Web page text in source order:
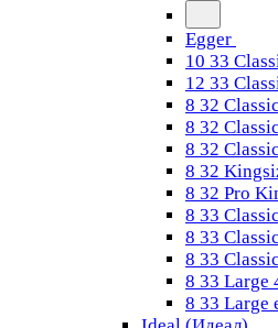
Egger
10 33
12 33
8 32
8 32
8 32
8 32
8 32 Pro
8 33
8 33
8 33
8 33 Large
8 33 Large